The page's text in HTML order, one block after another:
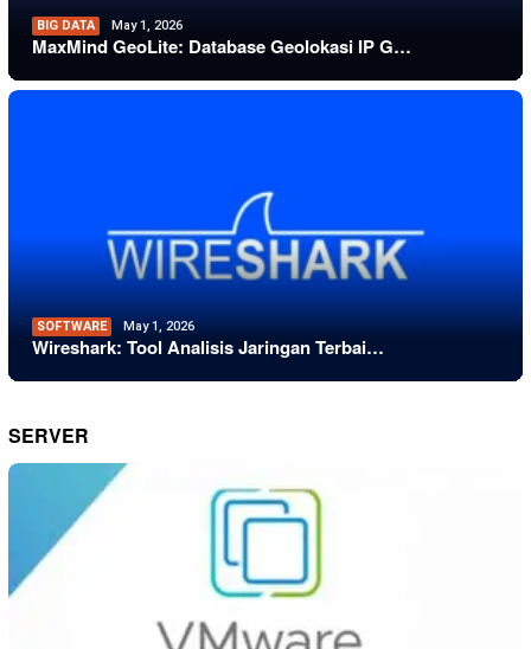
BIG DATA May 1, 2026
MaxMind GeoLite: Database Geolokasi IP G…
SOFTWARE May 1, 2026
Wireshark: Tool Analisis Jaringan Terbai…
SERVER